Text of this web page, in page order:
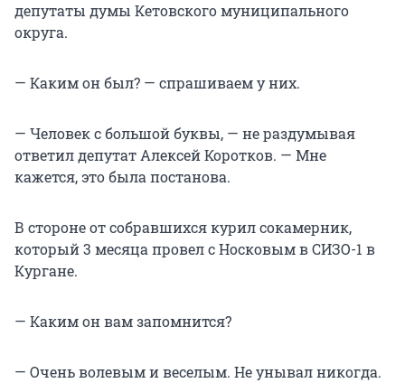
депутаты думы Кетовского муниципального
округа.
— Каким он был? — спрашиваем у них.
— Человек с большой буквы, — не раздумывая
ответил депутат Алексей Коротков. — Мне
кажется, это была постанова.
В стороне от собравшихся курил сокамерник,
который 3 месяца провел с Носковым в СИЗО-1 в
Кургане.
— Каким он вам запомнится?
— Очень волевым и веселым. Не унывал никогда.